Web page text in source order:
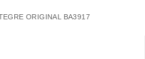
ORIGINAL BA3917